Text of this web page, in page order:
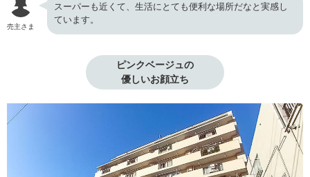
売主さま
スーパーも近くて、生活にとても便利な場所だなと実感し
ています。
ピンクベージュの
優しいお顔立ち